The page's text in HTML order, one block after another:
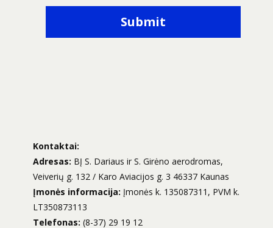
Submit
Kontaktai:
Adresas: BĮ S. Dariaus ir S. Girėno aerodromas,
Veiverių g. 132 / Karo Aviacijos g. 3 46337 Kaunas
Įmonės informacija: Įmonės k. 135087311, PVM k.
LT350873113
Telefonas: (8-37) 29 19 12